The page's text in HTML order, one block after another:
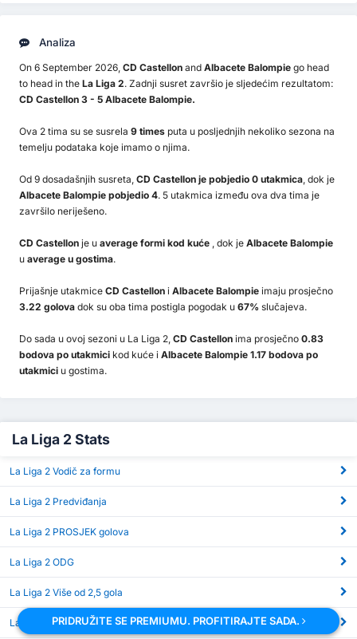
Analiza
On 6 September 2026, CD Castellon and Albacete Balompie go head
to head in the La Liga 2. Zadnji susret završio je sljedećim rezultatom:
CD Castellon 3 - 5 Albacete Balompie.
Ova 2 tima su se susrela 9 times puta u posljednjih nekoliko sezona na
temelju podataka koje imamo o njima.
Od 9 dosadašnjih susreta, CD Castellon je pobjedio 0 utakmica , dok je
Albacete Balompie pobjedio 4. 5 utakmica između ova dva tima je
završilo neriješeno.
CD Castellon je u average formi kod kuće , dok je Albacete Balompie
u average u gostima.
Prijašnje utakmice CD Castellon i Albacete Balompie imaju prosječno
3.22 golova dok su oba tima postigla pogodak u 67% slučajeva.
Do sada u ovoj sezoni u La Liga 2, CD Castellon ima prosječno 0.83
bodova po utakmici kod kuće i Albacete Balompie 1.17 bodova po
utakmici u gostima.
La Liga 2 Stats
La Liga 2 Vodič za formu
La Liga 2 Predviđanja
La Liga 2 PROSJEK golova
La Liga 2 ODG
La Liga 2 Više od 2,5 gola
La Liga 2 KorneriPRIDRUŽITE SE PREMIUMU. PROFITIRAJTE SADA.